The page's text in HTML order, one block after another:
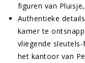
figuren van
Authentieke
kamer te
vliegende
het kantoor van